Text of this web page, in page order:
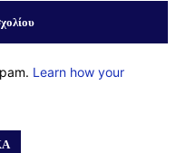
Learn how your